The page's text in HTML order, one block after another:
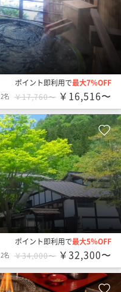
ポイント即利用で最大7％OFF
2名 ￥17,760〜 ￥16,516〜
ポイント即利用で最大5％OFF
2名 ￥34,000〜 ￥32,300〜